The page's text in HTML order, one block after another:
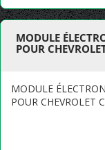
MODULE
POUR
MODULE
POUR CHEVROLET